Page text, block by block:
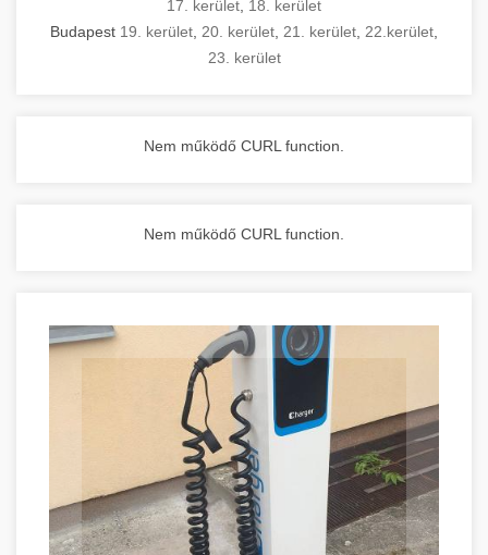
17. kerület 18. kerület
Budapest 19. kerület 20. kerület 21. kerület 22.kerület
23. kerület
Nem működő CURL function.
Nem működő CURL function.